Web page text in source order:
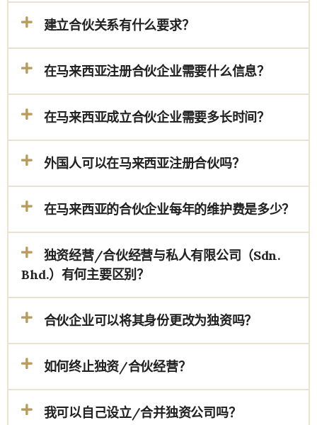
建立合伙关系有什么要求？
在马来西亚注册合伙企业需要什么信息？
在马来西亚成立合伙企业需要多长时间？
外国人可以在马来西亚注册合伙吗？
在马来西亚的合伙企业每年的维护费是多少？
独资经营/合伙经营与私人有限公司（Sdn.
Bhd.）有何主要区别？
合伙企业可以将其身份更改为独资吗？
如何终止独资/合伙经营？
我可以自己设立/合并独资公司吗？